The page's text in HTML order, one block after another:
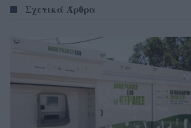
Σχετικά Άρθρα